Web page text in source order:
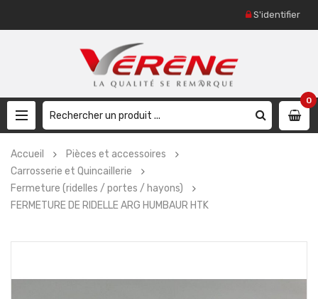
S'identifier
0
Accueil
Pièces et accessoires
Carrosserie et Quincaillerie
Fermeture (ridelles / portes / hayons)
FERMETURE DE RIDELLE ARG HUMBAUR HTK